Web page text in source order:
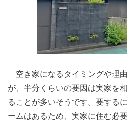
空き家になるタイミングや理
が、半分くらいの要因は実家を
ることが多いそうです。要する
ームはあるため、実家に住む必